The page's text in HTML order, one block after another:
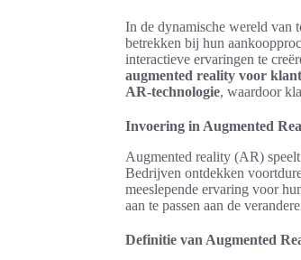
In de dynamische wereld van
betrekken bij hun
interactieve ervaringen te
augmented reality voor
AR-technologie, waardoor
Invoering in Augmented
Augmented reality (AR)
Bedrijven ontdekken
meeslepende ervaring voor
aan te passen aan de
Definitie van Augmented